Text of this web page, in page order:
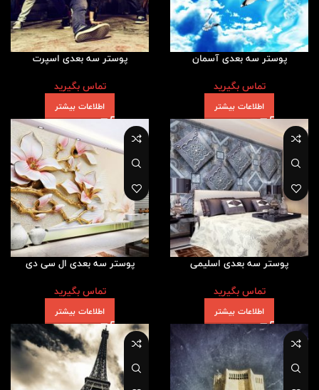
پوستر سه بعدی آسمان
تماس بگیرید
اطلاعات بیشتر
پوستر سه بعدی اسپرت
تماس بگیرید
اطلاعات بیشتر
پوستر سه بعدی اسلیمی
تماس بگیرید
اطلاعات بیشتر
پوستر سه بعدی ال سی دی
تماس بگیرید
اطلاعات بیشتر